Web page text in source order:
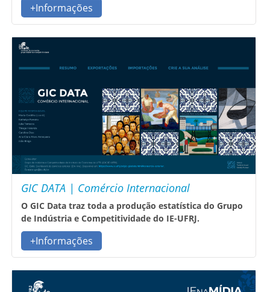
+Informações
GIC DATA | Comércio Internacional
O GIC Data traz toda a produção estatística do Grupo
de Indústria e Competitividade do IE-UFRJ.
+Informações